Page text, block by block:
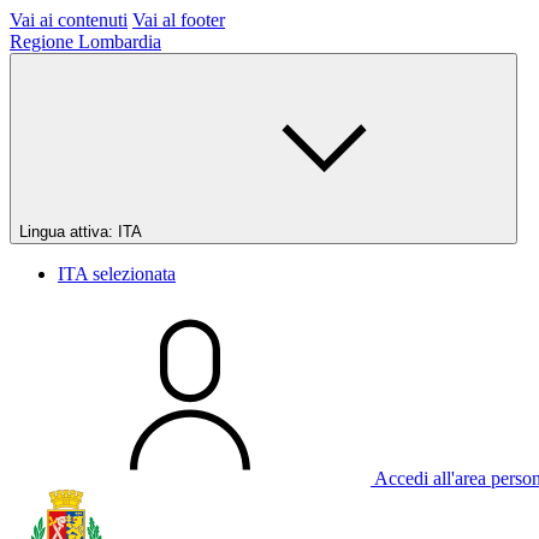
Vai ai contenuti Vai al footer
Regione Lombardia
Lingua attiva: ITA
ITA selezionata
Accedi all'area